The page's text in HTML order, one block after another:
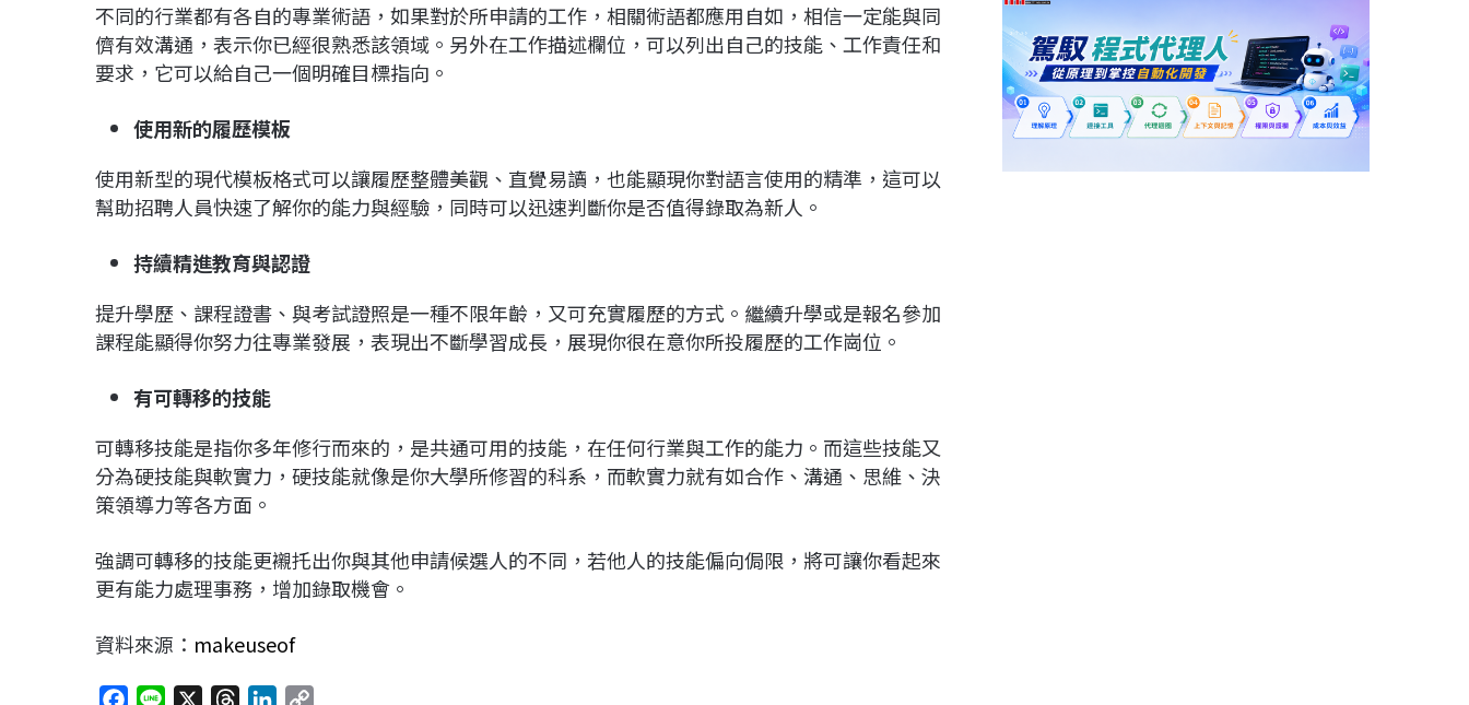
不同的行業都有各自的專業術語，如果對於所申請的工作，相關術語都應用自如，相信一定能與同
儕有效溝通，表示你已經很熟悉該領域。另外在工作描述欄位，可以列出自己的技能、工作責任和
要求，它可以給自己一個明確目標指向。
使用新的履歷模板
使用新型的現代模板格式可以讓履歷整體美觀、直覺易讀，也能顯現你對語言使用的精準，這可以
幫助招聘人員快速了解你的能力與經驗，同時可以迅速判斷你是否值得錄取為新人。
持續精進教育與認證
提升學歷、課程證書、與考試證照是一種不限年齡，又可充實履歷的方式。繼續升學或是報名參加
課程能顯得你努力往專業發展，表現出不斷學習成長，展現你很在意你所投履歷的工作崗位。
有可轉移的技能
可轉移技能是指你多年修行而來的，是共通可用的技能，在任何行業與工作的能力。而這些技能又
分為硬技能與軟實力，硬技能就像是你大學所修習的科系，而軟實力就有如合作、溝通、思維、決
策領導力等各方面。
強調可轉移的技能更襯托出你與其他申請候選人的不同，若他人的技能偏向侷限，將可讓你看起來
更有能力處理事務，增加錄取機會。
資料來源： makeuseof